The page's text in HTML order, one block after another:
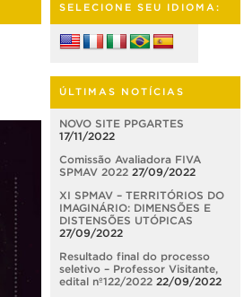
SELECIONE SEU IDIOMA:
ÚLTIMAS NOTÍCIAS
NOVO SITE PPGARTES
17/11/2022
Comissão Avaliadora FIVA
SPMAV 2022 27/09/2022
XI SPMAV – TERRITÓRIOS DO
IMAGINÁRIO: DIMENSÕES E
DISTENSÕES UTÓPICAS
27/09/2022
Resultado final do processo
seletivo – Professor Visitante,
edital nº122/2022 22/09/2022